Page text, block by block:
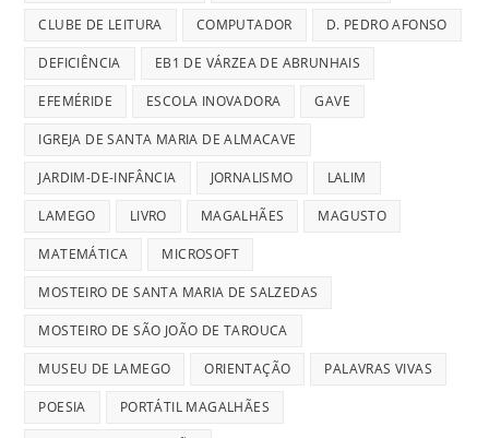
CLUBE DE LEITURA COMPUTADOR D. PEDRO AFONSO
DEFICIÊNCIA EB1 DE VÁRZEA DE ABRUNHAIS
EFEMÉRIDE ESCOLA INOVADORA GAVE
IGREJA DE SANTA MARIA DE ALMACAVE
JARDIM-DE-INFÂNCIA JORNALISMO LALIM
LAMEGO LIVRO MAGALHÃES MAGUSTO
MATEMÁTICA MICROSOFT
MOSTEIRO DE SANTA MARIA DE SALZEDAS
MOSTEIRO DE SÃO JOÃO DE TAROUCA
MUSEU DE LAMEGO ORIENTAÇÃO PALAVRAS VIVAS
POESIA PORTÁTIL MAGALHÃES